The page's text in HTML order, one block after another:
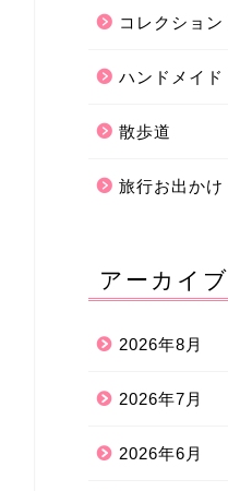
コレクション
ハンドメイド
散歩道
旅行お出かけ
アーカイブ
2026年8月
2026年7月
2026年6月